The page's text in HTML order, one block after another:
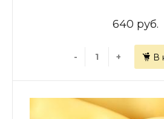
640 руб.
- + В